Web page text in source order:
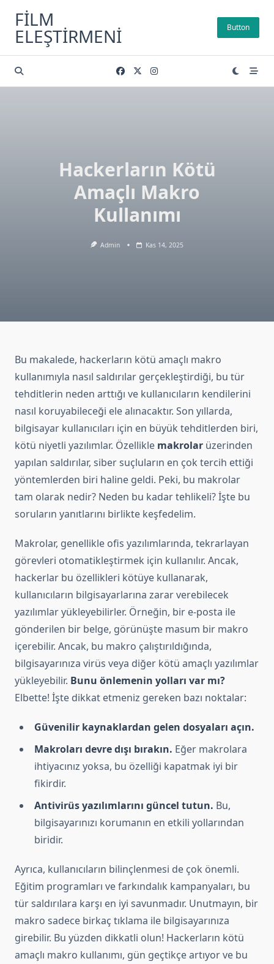
content
FILM
ELEŞTIRMENI Button
Hackerların Kötü
Amaçlı Makro
Kullanımı
Admin Kas 14, 2025
Bu makalede, hackerların kötü amaçlı makro
kullanımıyla nasıl saldırılar gerçekleştirdiği, bu tür
tehditlerin neden arttığı ve kullanıcıların kendilerini
nasıl koruyabileceği ele alınacaktır. Son yıllarda,
bilgisayar kullanıcıları için en büyük tehditlerden biri,
kötü niyetli yazılımlar. Özellikle makrolar üzerinden
yapılan saldırılar, siber suçluların en çok tercih ettiği
yöntemlerden biri haline geldi. Peki, bu makrolar
tam olarak nedir? Neden bu kadar tehlikeli? İşte bu
soruların yanıtlarını birlikte keşfedelim.
Makrolar, genellikle ofis yazılımlarında, tekrarlayan
görevleri otomatikleştirmek için kullanılır. Ancak,
hackerlar bu özellikleri kötüye kullanarak,
kullanıcıların bilgisayarlarına zarar verebilecek
yazılımlar yükleyebilirler. Örneğin, bir e-posta ile
gönderilen bir belge, görünüşte masum bir makro
içerebilir. Ancak, bu makro çalıştırıldığında,
bilgisayarınıza virüs veya diğer kötü amaçlı yazılımlar
yükleyebilir. Bunu önlemenin yolları var mı?
Elbette! İşte dikkat etmeniz gereken bazı noktalar:
Güvenilir kaynaklardan gelen dosyaları açın.
Makroları devre dışı bırakın. Eğer makrolara
ihtiyacınız yoksa, bu özelliği kapatmak iyi bir
fikirdir.
Antivirüs yazılımlarını güncel tutun. Bu,
bilgisayarınızı korumanın en etkili yollarından
biridir.
Ayrıca, kullanıcıların bilinçlenmesi de çok önemli.
Eğitim programları ve farkındalık kampanyaları, bu
tür saldırılara karşı en iyi savunmadır. Unutmayın, bir
makro sadece birkaç tıklama ile bilgisayarınıza
girebilir. Bu yüzden dikkatli olun! Hackerların kötü
amaçlı makro kullanımı, gün geçtikçe artıyor ve bu